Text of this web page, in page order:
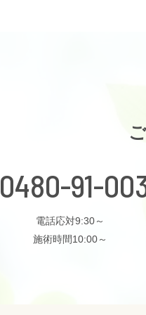
0480-91-
電話応対9:30～
施術時間10:00～